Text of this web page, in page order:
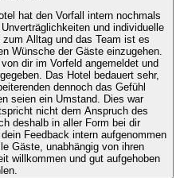
hat den Vorfall intern nochmals
und individuelle
zum Alltag und das Team ist es
Wünsche der Gäste einzugehen.
dir im Vorfeld angemeldet und
Das Hotel bedauert sehr,
dennoch das Gefühl
seien ein Umstand. Dies war
nicht dem Anspruch des
deshalb in aller Form bei dir
Feedback intern aufgenommen
Gäste, unabhängig von ihren
willkommen und gut aufgehoben